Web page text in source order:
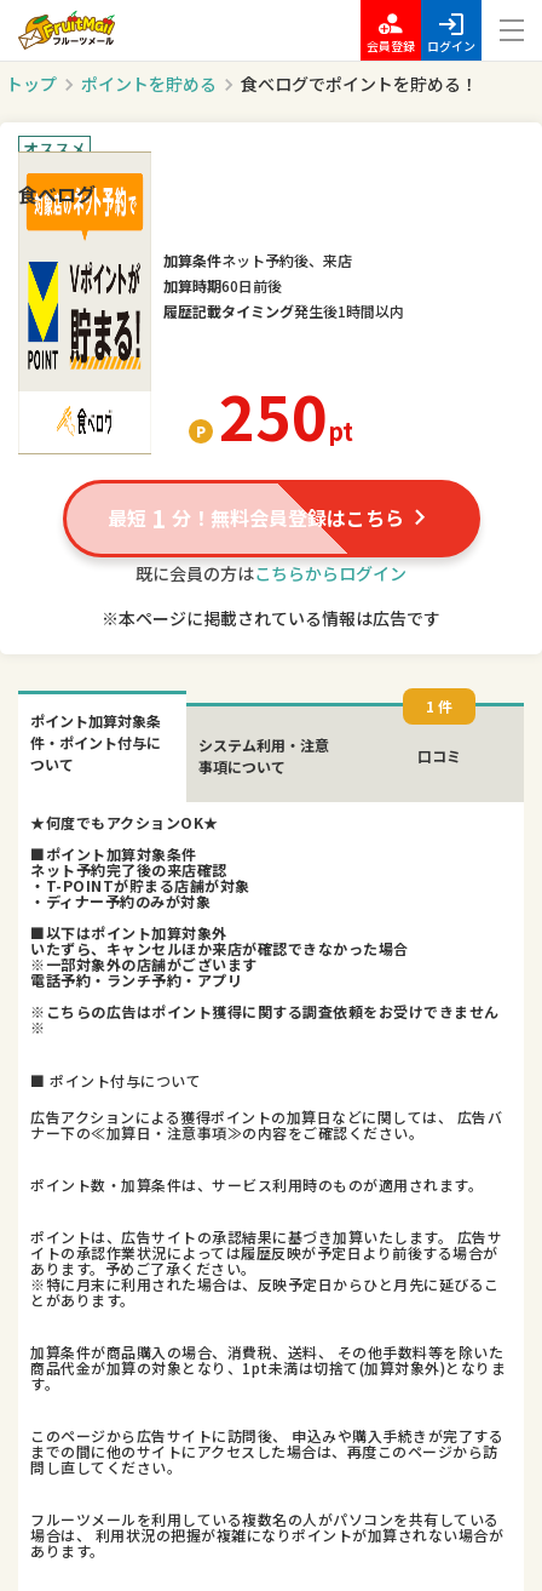
会員登録 ログイン
トップ ポイントを貯める 食べログでポイントを貯める！
オススメ
食べログ
250pt
加算条件ネット予約後、来店
加算時期60日前後
履歴記載タイミング発生後1時間以内
最短 1 分！無料会員登録はこちら
既に会員の方はこちらからログイン
※本ページに掲載されている情報は広告です
ポイント加算対象条
件・ポイント付与に
ついて
システム利用・注意
事項について
口コミ
1 件
★何度でもアクションOK★
■ポイント加算対象条件
ネット予約完了後の来店確認
・T-POINTが貯まる店舗が対象
・ディナー予約のみが対象
■以下はポイント加算対象外
いたずら、キャンセルほか来店が確認できなかった場合
※一部対象外の店舗がございます
電話予約・ランチ予約・アプリ
※こちらの広告はポイント獲得に関する調査依頼をお受けできません
※
■ ポイント付与について
広告アクションによる獲得ポイントの加算日などに関しては、 広告バ
ナー下の≪加算日・注意事項≫の内容をご確認ください。
ポイント数・加算条件は、サービス利用時のものが適用されます。
ポイントは、広告サイトの承認結果に基づき加算いたします。 広告サ
イトの承認作業状況によっては履歴反映が予定日より前後する場合が
あります。予めご了承ください。
※特に月末に利用された場合は、反映予定日からひと月先に延びるこ
とがあります。
加算条件が商品購入の場合、消費税、送料、 その他手数料等を除いた
商品代金が加算の対象となり、1pt未満は切捨て(加算対象外)となりま
す。
このページから広告サイトに訪問後、 申込みや購入手続きが完了する
までの間に他のサイトにアクセスした場合は、再度このページから訪
問し直してください。
フルーツメールを利用している複数名の人がパソコンを共有している
場合は、 利用状況の把握が複雑になりポイントが加算されない場合が
あります。